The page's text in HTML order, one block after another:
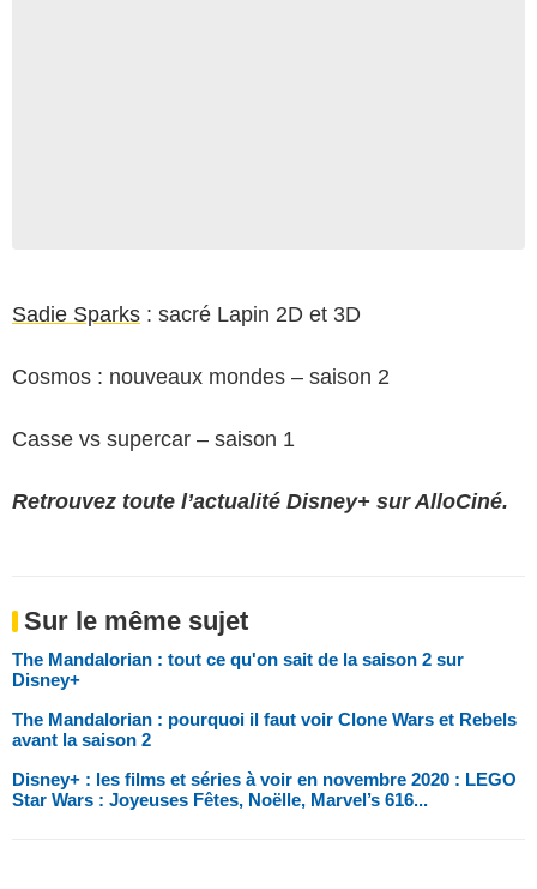
Sadie Sparks : sacré Lapin 2D et 3D
Cosmos : nouveaux mondes – saison 2
Casse vs supercar – saison 1
Retrouvez toute l’actualité Disney+ sur AlloCiné.
Sur le même sujet
The Mandalorian : tout ce qu'on sait de la saison 2 sur
Disney+
The Mandalorian : pourquoi il faut voir Clone Wars et Rebels
avant la saison 2
Disney+ : les films et séries à voir en novembre 2020 : LEGO
Star Wars : Joyeuses Fêtes, Noëlle, Marvel’s 616...